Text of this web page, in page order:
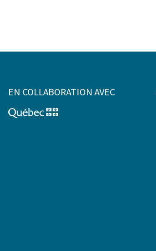
EN COLLABORATION AVEC